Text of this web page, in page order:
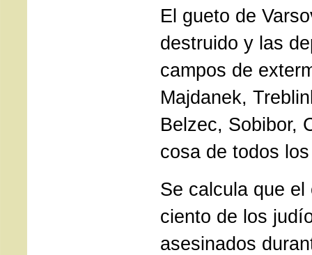
El gueto de
destruido y las
campos de
Majdanek,
Belzec, Sobibor,
cosa de todos
Se calcula que el
ciento de los
asesinados